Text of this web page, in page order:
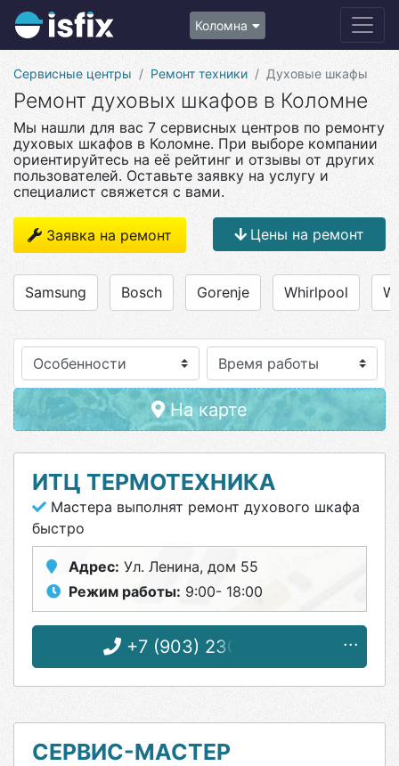
Коломна
Сервисные центры Ремонт техники Духовые шкафы
Ремонт духовых шкафов в Коломне
Мы нашли для вас 7 сервисных центров по ремонту
духовых шкафов в Коломне. При выборе компании
ориентируйтесь на её рейтинг и отзывы от других
пользователей. Оставьте заявку на услугу и
специалист свяжется с вами.
Заявка на ремонт Цены на ремонт
Samsung Bosch Gorenje Whirlpool
Особенности
На карте
ИТЦ ТЕРМОТЕХНИКА
Мастера выполнят ремонт духового шкафа
быстро
Адрес: Ул. Ленина, дом 55
Режим работы: 9:00- 18:00
+7 (903) 230-73-26
СЕРВИС-МАСТЕР